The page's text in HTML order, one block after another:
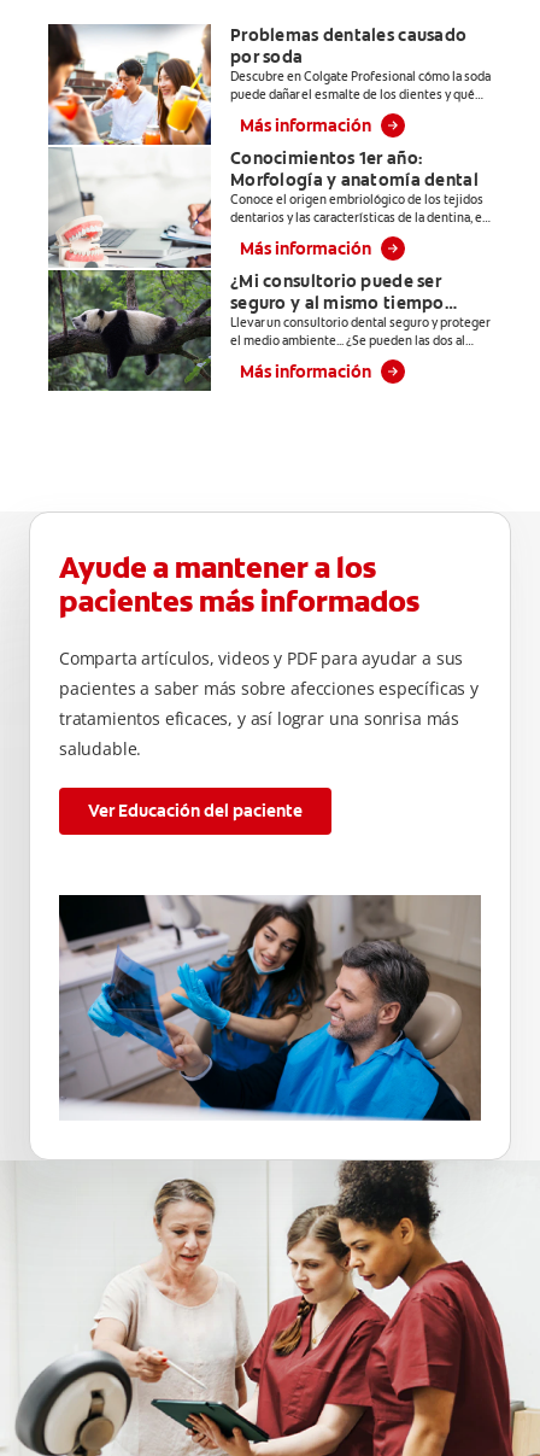
antibacterial* y
limpieza dental.
*Con el
veces por día y
uso continuo
por 4 semanas.
****Ayuda a
prevenir
problemas
sarro y mal
Problemas dentales causado
por soda
Descubre en Colgate Profesional cómo la soda
puede dañar el esmalte de los dientes y qué
hacer para disminuir su consumo para un buen
cuidado bucal. Entra.
Más información
Conocimientos 1er año:
Morfología y anatomía dental
Conoce el origen embriológico de los tejidos
dentarios y las características de la dentina, el
esmalte y el cemento dental. Entra a Colgate
Profesional.
Más información
¿Mi consultorio puede ser
seguro y al mismo tiempo
responsable con el medio
ambiente?
Llevar un consultorio dental seguro y proteger
el medio ambiente... ¿Se pueden las dos al
mismo tiempo? En este artículo les
explicamos a las y los estudiantes de
Más información
Ayude a mantener a los
pacientes más informados
Comparta artículos, videos y PDF para ayudar a sus
pacientes a saber más sobre afecciones específicas y
tratamientos eficaces, y así lograr una sonrisa más
saludable.
Ver Educación del paciente